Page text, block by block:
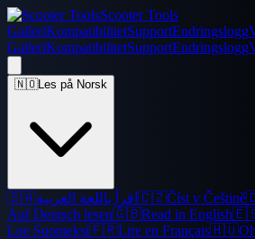
Scooter Tools
GalleriKompatibilitetSupportEndringslogg
GalleriKompatibilitetSupportEndringslogg
🇳🇴Les på Norsk
🇸🇦اقرأ باللغة العربية 🇨🇿Číst v Češtině
Auf Deutsch lesen🇬🇧Read in English
Lue Suomeksi🇫🇷Lire en Français🇭🇺